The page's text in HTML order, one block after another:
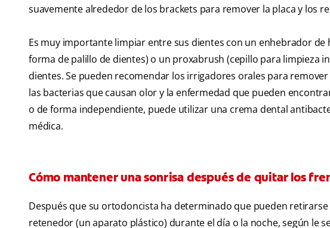
suavemente alrededor de los brackets para remover la placa y los
Es muy importante limpiar entre sus dientes con un enhebrador
forma de palillo de dientes) o un proxabrush (cepillo para limpieza
dientes. Se pueden recomendar los irrigadores orales para
las bacterias que causan olor y la enfermedad que pueden
o de forma independiente, puede utilizar una crema dental
médica.
Cómo mantener una sonrisa después de quitar los
Después que su ortodoncista ha determinado que pueden
retenedor (un aparato plástico) durante el día o la noche, según le